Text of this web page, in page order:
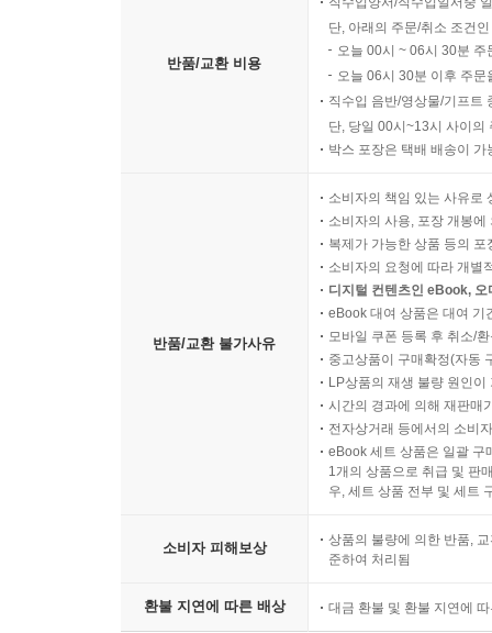
반품/교환 비용
단, 아래의 주문/취소 조건
오늘 00시 ~ 06시 30분
오늘 06시 30분 이후 주
직수입 음반/영상물/기프트
단, 당일 00시~13시 사이의
박스 포장은 택배 배송이
반품/교환 불가사유
소비자의 책임 있는 사유로
소비자의 사용, 포장 개봉
복제가 가능한 상품 등의
소비자의 요청에 따라 개별
디지털 컨텐츠인 eBook,
eBook 대여 상품은 대여 기
모바일 쿠폰 등록 후 취소/
중고상품이 구매확정(자동
LP상품의 재생 불량 원인
시간의 경과에 의해 재판매
전자상거래 등에서의 소비
eBook 세트 상품은 일괄 구
1개의 상품으로 취급 및 판
우, 세트 상품 전부 및 세트
소비자 피해보상
상품의 불량에 의한 반품,
준하여 처리됨
환불 지연에 따른 배상 대금 환불 및 환불 지연에